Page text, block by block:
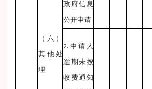
（六）
其他处
理
政府信息
公开申请
2.申请人
逾期未按
收费通知